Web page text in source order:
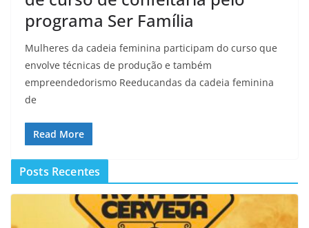
programa Ser Família
Mulheres da cadeia feminina participam do curso que
envolve técnicas de produção e também
empreendedorismo Reeducandas da cadeia feminina
de
Read More
Posts Recentes